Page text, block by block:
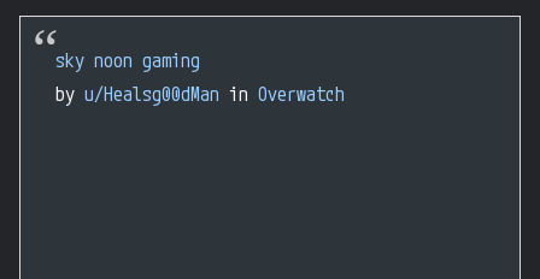
sky noon gaming
by u/Healsg00dMan in Overwatch